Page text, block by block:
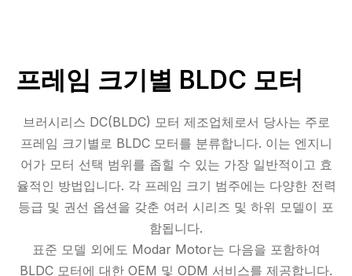
프레임 크기별 BLDC 모터
브러시리스 DC(BLDC) 모터 제조업체로서 당사는 주로
프레임 크기별로 BLDC 모터를 분류합니다. 이는 엔지니
어가 모터 선택 범위를 좁힐 수 있는 가장 일반적이고 효
율적인 방법입니다. 각 프레임 크기 범주에는 다양한 전력
등급 및 권선 옵션을 갖춘 여러 시리즈 및 하위 모델이 포
함됩니다.
표준 모델 외에도 Modar Motor는 다음을 포함하여
BLDC 모터에 대한 OEM 및 ODM 서비스를 제공합니다.